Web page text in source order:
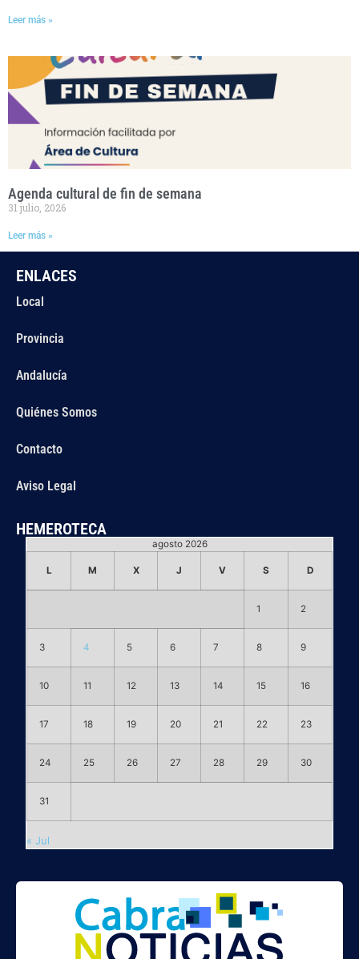
Leer más »
Agenda cultural de fin de semana
31 julio, 2026
Leer más »
ENLACES
Local
Provincia
Andalucía
Quiénes Somos
Contacto
Aviso Legal
HEMEROTECA
agosto 2026
L M X J V S D
1 2
3 4 5 6 7 8 9
10 11 12 13 14 15 16
17 18 19 20 21 22 23
24 25 26 27 28 29 30
31
« Jul